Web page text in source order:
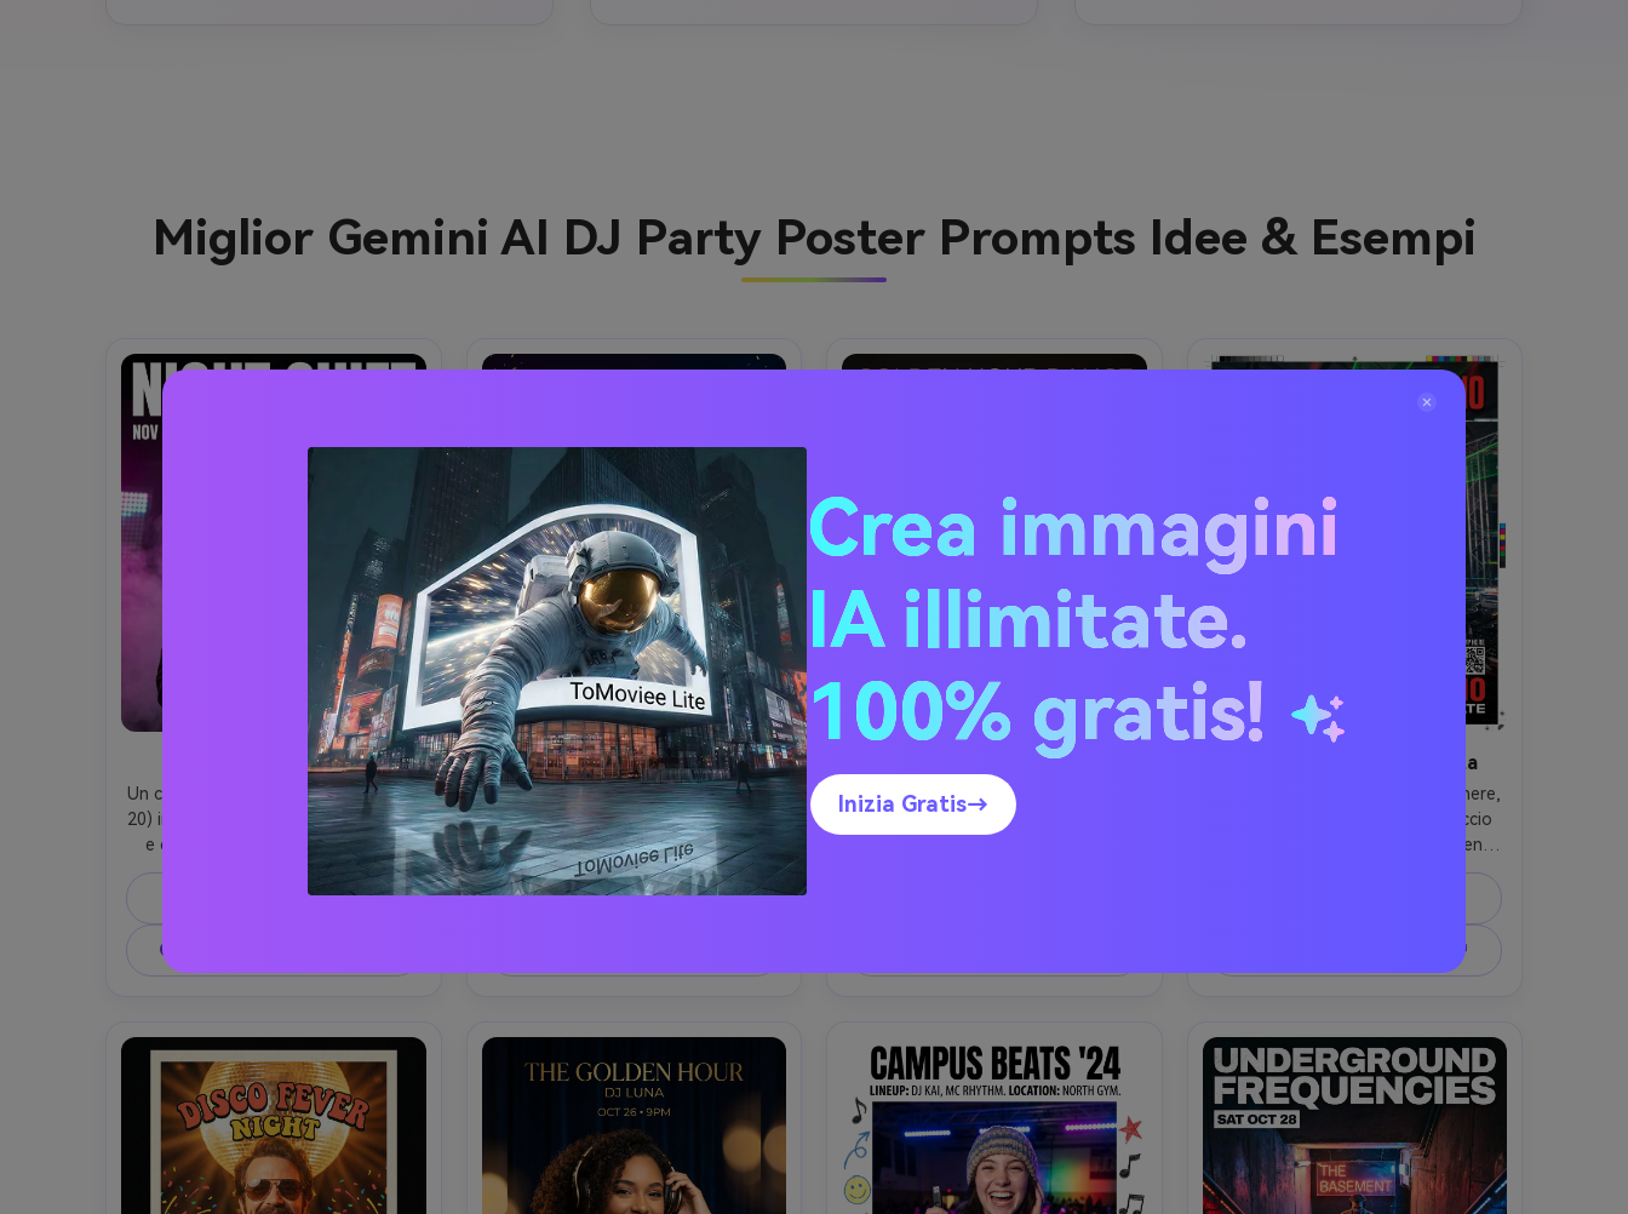
Miglior Gemini AI DJ Party Poster Prompts Idee & Esempi
Neon Headliner DJ
Un carismatico DJ maschio (fine anni
20) indossa una giacca bomber nera
e cuffie cromate, mezzo sorriso
sicuro, ritratto centrato utilizzato
come visivo principale per un poster
verticale di festa di DJ, tipografia
audace del titolo in alto, blocchi di
testo di data e luogo, quadrato
con pannelli LED e nebbia,
tavolozza neon magenta e ciano,
bordo leggero e riempimento
morbido, scattato su Sony A7IV,
85mm f/1.4, profondità di campo
bokeh bassa, layout a griglia pulita,
alto contrasto, umore energico,
Prompt di copia
Crea un'immagine simile ↗
Twin DJ Duo Night
Due amici DJ (donne, metà anni 20)
in piedi uno contro l'altro in
abbigliamento streetwear argento
abbinato, uno con un disco di vinile
in mano, l'altro con le cuffie in
serife moderne per il titolo
titolo, spazio negativo chiaro per un
elemento QR RSVP, interno del club
sfocato dietro di loro, gel colorati in
viola e blu elettrico, chiave
stroboscopica studio con softbox,
Canon EOS R5, 50mm, cornice nitida
Prompt di copia
Ritratto della regina in vinile
Una DJ donna (primi anni' 30) con
una coda di cavallo alta elegante,
per un poster verticale di una festa
puliti, piccoli blocchi di informazioni,
area QR dedicata, sfondo a
gradiente scuro con sottili strisce di
luce, faretti caldi con luce delicata
del bordo, Nikon Z7 II, 85 mm,
composizione stretta sul petto,
umore lussuoso, struttura realistica
Notte Techno mascherata
Un DJ mascherato (neutro di genere,
anni 20) in una felpa con cappuccio
nera opaca con tubazioni riflettenti,
mani sul mixer, sguardo intenso,
techno con tipografia condensata
audace, accenti glitch, linee simili a
codici a barre, spazio QR RSVP
retroilluminazione dura e raggi laser,
Fujifilm GFX100, 63 mm, angolo
basso drammatico, umore energico
gritty, diffusione di nebbia realistica,
messa a fuoco nitida, alta
risoluzione, layout pronto per la
stampa con margini sicuri, nessuna
Crea un'immagine simile ↗
Crea immagini
IA illimitate.
100% gratis!
Inizia Gratis→